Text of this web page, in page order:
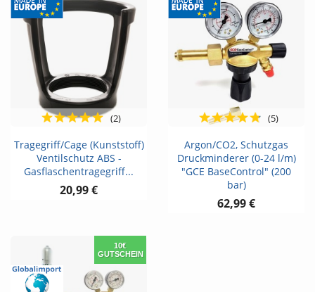
Tragegriff/Cage (Kunststoff)
Ventilschutz ABS -
Gasflaschentragegriff...
20,99 €
(2)
Argon/CO2, Schutzgas
Druckminderer (0-24 l/m)
"GCE BaseControl" (200
bar)
62,99 €
(5)
10€
GUTSCHEIN